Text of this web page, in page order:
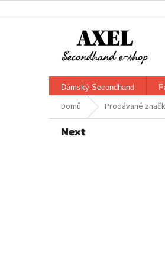
na
Dámský Secondhand
Domů Prodávané
Next